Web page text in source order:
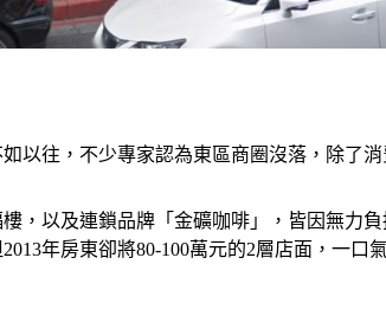
以往，不少專家認為東區商圈沒落，除了
，以及連鎖品牌「金礦咖啡」，皆因無力
年房東卻將80-100萬元的2層店面，一口